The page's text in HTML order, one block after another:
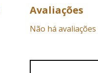
Avaliações
Não há avaliações